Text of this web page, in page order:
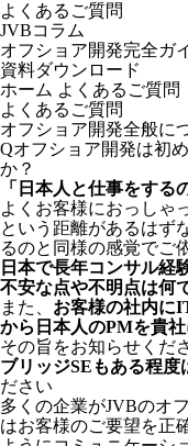
よくあるご質問
JVBコラム
オフショア開発完全ガ
資料ダウンロード
ホーム よくあるご質問
よくあるご質問
オフショア開発全般に
Qオフショア開発は初
か？
「日本人と仕事をする
よくお客様におっしゃ
という距離があるはず
るのと同様の感覚でご
日本で長年コンサル経
不安な点や不明点は何
また、 お客様の社内に
から日本人のPMを貴
その旨をお知らせくだ
ブリッジSEもある程
ださい
多くの企業がJVBのオ
はお客様のご要望を正